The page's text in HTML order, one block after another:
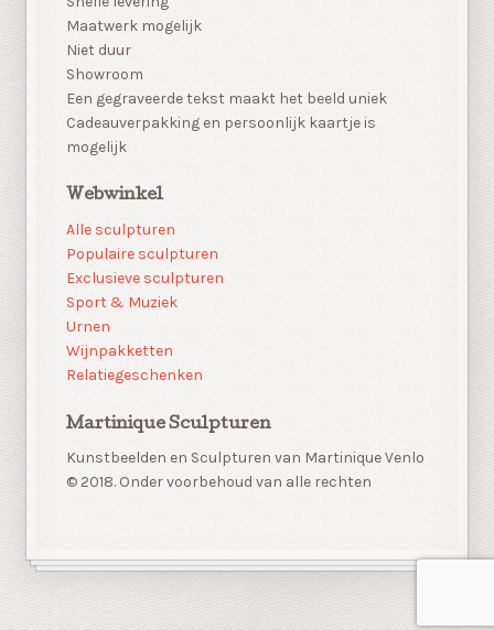
Maatwerk mogelijk
Niet duur
Showroom
Een gegraveerde tekst maakt het beeld uniek
Cadeauverpakking en persoonlijk kaartje is
mogelijk
Webwinkel
Alle sculpturen
Populaire sculpturen
Exclusieve sculpturen
Sport & Muziek
Urnen
Wijnpakketten
Relatiegeschenken
Martinique Sculpturen
Kunstbeelden en Sculpturen van Martinique Venlo
© 2018. Onder voorbehoud van alle rechten